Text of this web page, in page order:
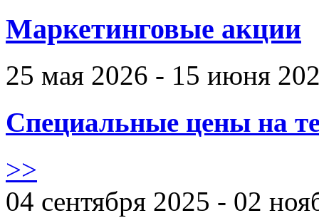
Маркетинговые акции
25 мая 2026 - 15 июня
Специальные цены на
>>
04 сентября 2025 - 02